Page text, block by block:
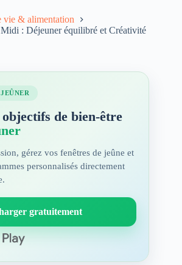
vie & alimentation
: Déjeuner équilibré et Créativité
de bien-être
gérez vos fenêtres de jeûne et
personnalisés directement
gratuitement